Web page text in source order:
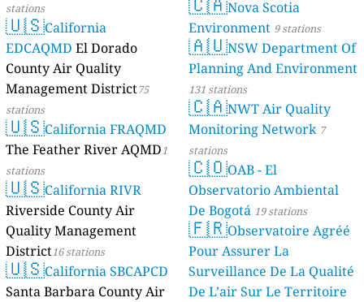
stations
🇺🇸California
EDCAQMD El Dorado
County Air Quality
Management District75
stations
🇺🇸California FRAQMD
The Feather River AQMD1
stations
🇺🇸California RIVR
Riverside County Air
Quality Management
District16 stations
🇺🇸California SBCAPCD
Santa Barbara County Air
Nova Scotia
Environment 9 stations
🇦🇺NSW Department Of
Planning And Environment
131 stations
🇨🇦NWT Air Quality
Monitoring Network 7
stations
🇨🇴OAB - El
Observatorio Ambiental
De Bogotá 19 stations
🇫🇷Observatoire Agréé
Pour Assurer La
Surveillance De La Qualité
De L’air Sur Le Territoire